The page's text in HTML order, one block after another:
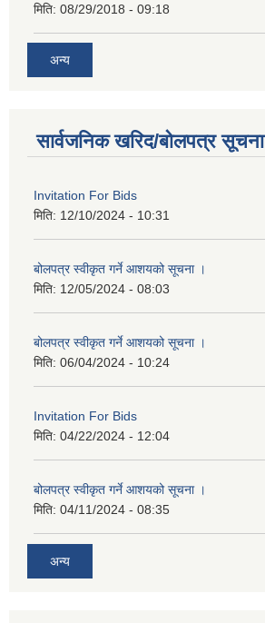
मिति: 08/29/2018 - 09:18
अन्य
सार्वजनिक खरिद/बोलपत्र सूचना
Invitation For Bids
मिति: 12/10/2024 - 10:31
बोलपत्र स्वीकृत गर्ने आशयको सूचना ।
मिति: 12/05/2024 - 08:03
बोलपत्र स्वीकृत गर्ने आशयको सूचना ।
मिति: 06/04/2024 - 10:24
Invitation For Bids
मिति: 04/22/2024 - 12:04
बोलपत्र स्वीकृत गर्ने आशयको सूचना ।
मिति: 04/11/2024 - 08:35
अन्य